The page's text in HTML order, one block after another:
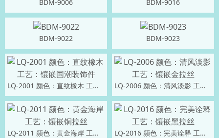
BDM-9006 BDM-9016
BDM-9022 BDM-9023
LQ-2001 颜色：直纹橡木 工艺：镶嵌国潮装饰件 LQ-2006 颜色：清风淡影 工艺：镶嵌金拉丝
LQ-2011 颜色：黄金海岸 工艺：镶嵌铜拉丝 LQ-2016 颜色：完美诠释 工艺：镶嵌黑拉丝